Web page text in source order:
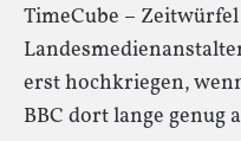
TimeCube –
erst hochkriegen,
BBC dort lange genug